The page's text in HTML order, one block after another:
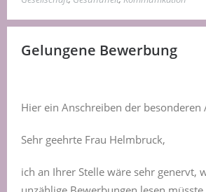
Gelungene Bewerbung
Hier ein Anschreiben der besonderen
Sehr geehrte Frau Helmbruck,
ich an Ihrer Stelle wäre sehr genervt,